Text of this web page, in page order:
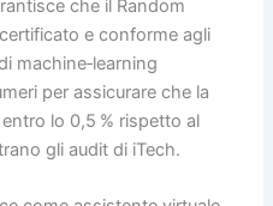
che il Random
e conforme agli
machine‑learning
per assicurare che la
lo 0,5 % rispetto al
gli audit di iTech.